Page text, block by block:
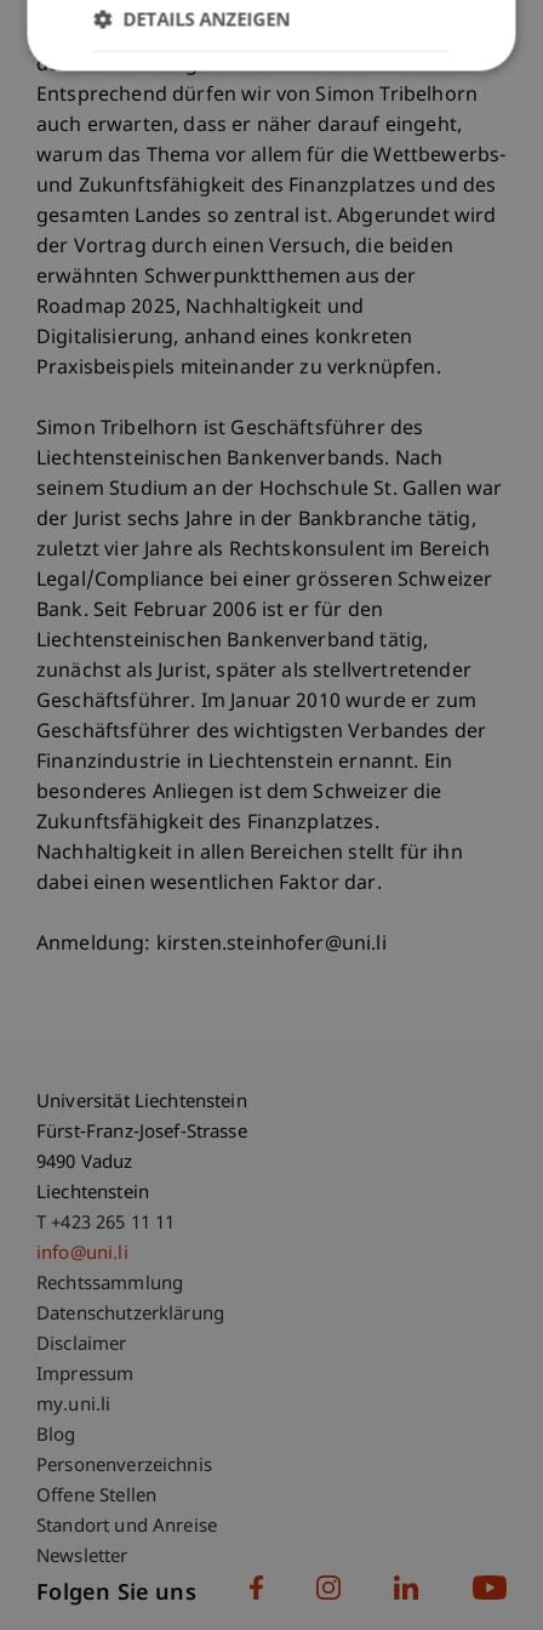
2025, den zweiten strategischen Schwerpunkt
bildet und das Motto der Strategie "Wachstum
durch Nachhaltigkeit und Innovation" lautet.
Entsprechend dürfen wir von Simon Tribelhorn
auch erwarten, dass er näher darauf eingeht,
warum das Thema vor allem für die Wettbewerbs-
und Zukunftsfähigkeit des Finanzplatzes und des
gesamten Landes so zentral ist. Abgerundet wird
der Vortrag durch einen Versuch, die beiden
erwähnten Schwerpunktthemen aus der
Roadmap 2025, Nachhaltigkeit und
Digitalisierung, anhand eines konkreten
Praxisbeispiels miteinander zu verknüpfen.
Simon Tribelhorn ist Geschäftsführer des
Liechtensteinischen Bankenverbands. Nach
seinem Studium an der Hochschule St. Gallen war
der Jurist sechs Jahre in der Bankbranche tätig,
zuletzt vier Jahre als Rechtskonsulent im Bereich
Legal/Compliance bei einer grösseren Schweizer
Bank. Seit Februar 2006 ist er für den
Liechtensteinischen Bankenverband tätig,
zunächst als Jurist, später als stellvertretender
Geschäftsführer. Im Januar 2010 wurde er zum
Geschäftsführer des wichtigsten Verbandes der
Finanzindustrie in Liechtenstein ernannt. Ein
besonderes Anliegen ist dem Schweizer die
Zukunftsfähigkeit des Finanzplatzes.
Nachhaltigkeit in allen Bereichen stellt für ihn
dabei einen wesentlichen Faktor dar.
Anmeldung: kirsten.steinhofer@uni.li
Universität Liechtenstein
Fürst-Franz-Josef-Strasse
9490 Vaduz
Liechtenstein
T +423 265 11 11
info@uni.li
Fußzeile Rechtliche Hinweise
Rechtssammlung
Datenschutzerklärung
Disclaimer
Impressum
Fußzeile Subdomain-Verzeichnis
my.uni.li
Blog
Personenverzeichnis
Offene Stellen
Standort und Anreise
Newsletter
Folgen Sie uns
DETAILS ANZEIGEN